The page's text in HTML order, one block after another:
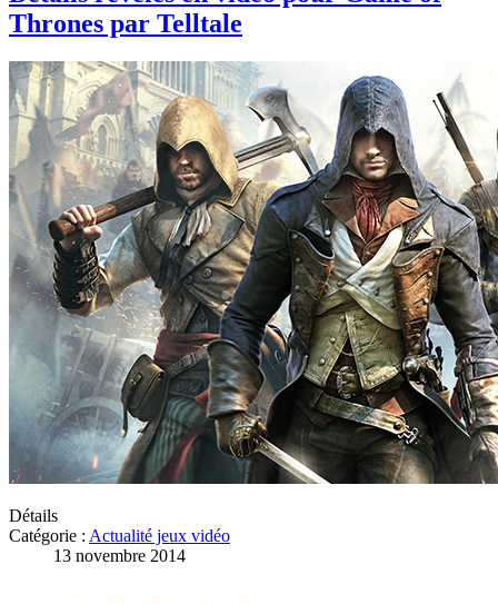
Thrones par Telltale
Détails
Catégorie : Actualité jeux vidéo
13 novembre 2014